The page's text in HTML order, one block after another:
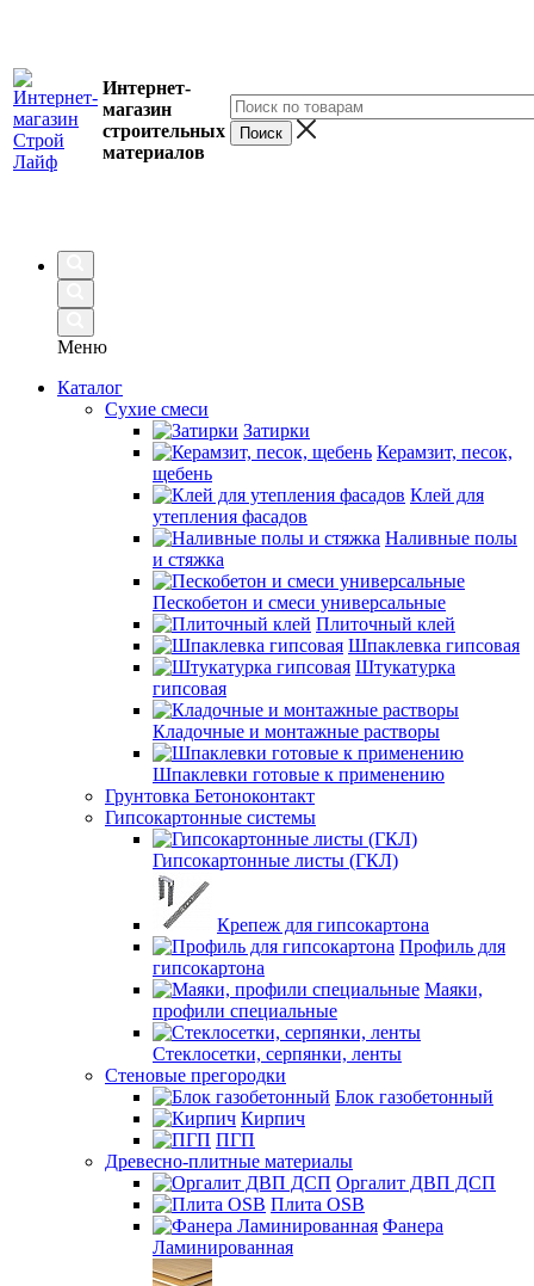
Интернет-
магазин
строительных
материалов
Меню
Каталог
Сухие смеси
Затирки
Керамзит, песок,
щебень
Клей для
утепления фасадов
Наливные полы
и стяжка
Пескобетон и смеси универсальные
Плиточный клей
Шпаклевка гипсовая
Штукатурка
гипсовая
Кладочные и монтажные растворы
Шпаклевки готовые к применению
Грунтовка Бетоноконтакт
Гипсокартонные системы
Гипсокартонные листы (ГКЛ)
Крепеж для гипсокартона
Профиль для
гипсокартона
Маяки,
профили специальные
Стеклосетки, серпянки, ленты
Стеновые прегородки
Блок газобетонный
Кирпич
ПГП
Древесно-плитные материалы
Оргалит ДВП ДСП
Плита OSB
Фанера
Ламинированная